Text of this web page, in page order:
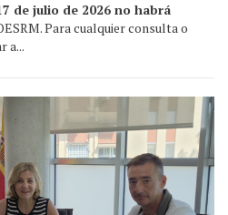
de julio de 2026 no habrá
Para cualquier consulta o
a...